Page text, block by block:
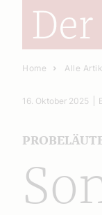
Home Alle
16. Oktober 2025